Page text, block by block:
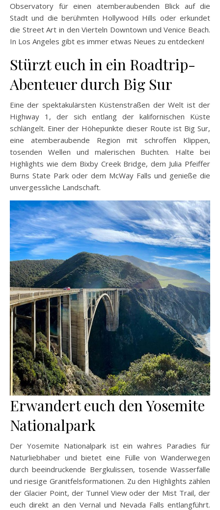
Observatory für einen atemberaubenden Blick auf die
Stadt und die berühmten Hollywood Hills oder erkundet
die Street Art in den Vierteln Downtown und Venice Beach.
In Los Angeles gibt es immer etwas Neues zu entdecken!
Stürzt euch in ein Roadtrip-
Abenteuer durch Big Sur
Eine der spektakulärsten Küstenstraßen der Welt ist der
Highway 1, der sich entlang der kalifornischen Küste
schlängelt. Einer der Höhepunkte dieser Route ist Big Sur,
eine atemberaubende Region mit schroffen Klippen,
tosenden Wellen und malerischen Buchten. Halte bei
Highlights wie dem Bixby Creek Bridge, dem Julia Pfeiffer
Burns State Park oder dem McWay Falls und genieße die
unvergessliche Landschaft.
Erwandert euch den Yosemite
Nationalpark
Der Yosemite Nationalpark ist ein wahres Paradies für
Naturliebhaber und bietet eine Fülle von Wanderwegen
durch beeindruckende Bergkulissen, tosende Wasserfälle
und riesige Granitfelsformationen. Zu den Highlights zählen
der Glacier Point, der Tunnel View oder der Mist Trail, der
euch direkt an den Vernal und Nevada Falls entlangführt.